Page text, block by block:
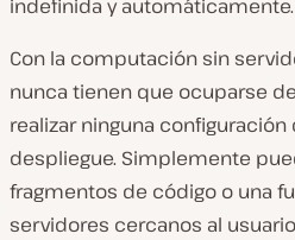
indefinida y automáticamente.
Con la computación sin
nunca tienen que ocuparse
realizar ninguna
despliegue. Simplemente
fragmentos de código o una
servidores cercanos al